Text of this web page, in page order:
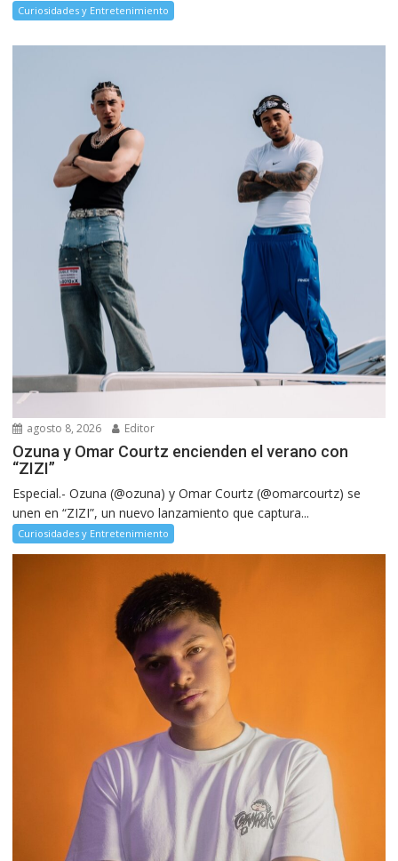
Curiosidades y Entretenimiento
agosto 8, 2026 Editor
Ozuna y Omar Courtz encienden el verano con
“ZIZI”
Especial.- Ozuna (@ozuna) y Omar Courtz (@omarcourtz) se
unen en “ZIZI”, un nuevo lanzamiento que captura...
Curiosidades y Entretenimiento